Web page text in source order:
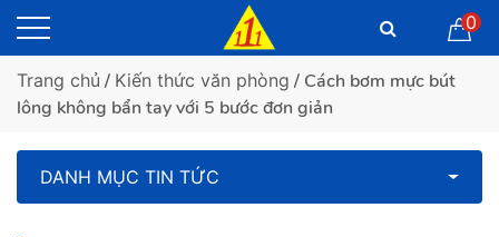
0
Trang chủ / Kiến thức văn phòng / Cách bơm mực bút
lông không bẩn tay với 5 bước đơn giản
DANH MỤC TIN TỨC